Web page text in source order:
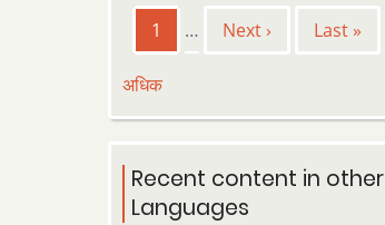
Pagination
Current
page
1 …
Next
Next ›
Last
Last »
अधिक
Recent content in other
Languages